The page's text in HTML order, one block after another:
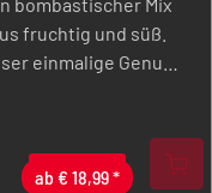
ab € 18,99*
fruchtig und süß.
einmalige Genuss
Früchten, die in
Verbindung mit